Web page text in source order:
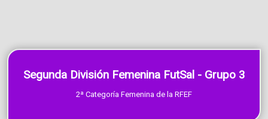
Segunda División Femenina FutSal - Grupo 3
2ª Categoría Femenina de la RFEF